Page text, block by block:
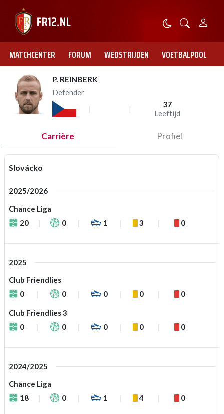
MATCHCENTER FORUM WEDSTRIJDEN VOETBALPOOL
P. REINBERK
Defender
37
Leeftijd
Carrière Profiel
Slovácko
2025/2026
Chance Liga
20
0 1 3 0
2025
Club Friendlies
0
0 0 0 0
Club Friendlies 3
0
0 0 0 0
2024/2025
Chance Liga
18
0 1 4 0